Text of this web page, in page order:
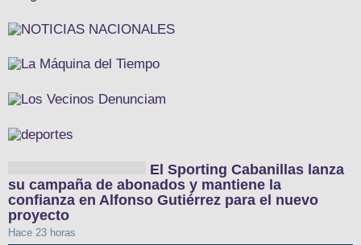
El Sporting Cabanillas lanza
su campaña de abonados y mantiene la
confianza en Alfonso Gutiérrez para el nuevo
proyecto
Hace 23 horas